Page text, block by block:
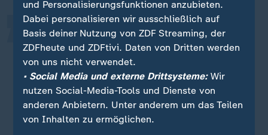
Ich hätte mir wahrscheinlich eine
Expertenkommission von
Meeresbiologen genommen,
Deutsche und auch Ausländer, und
denen hätte ich gesagt: Auf euren
Rat höre ich, egal was ihr mir jetzt
und Personalisierungsfunktionen anzubieten.
Dabei personalisieren wir ausschließlich auf
Basis deiner Nutzung von ZDF Streaming, der
ZDFheute und ZDFtivi. Daten von Dritten werden
von uns nicht verwendet.
• Social Media und externe Drittsysteme:Wir
nutzen Social-Media-Tools und Dienste von
anderen Anbietern. Unter anderem um das Teilen
von Inhalten zu ermöglichen.